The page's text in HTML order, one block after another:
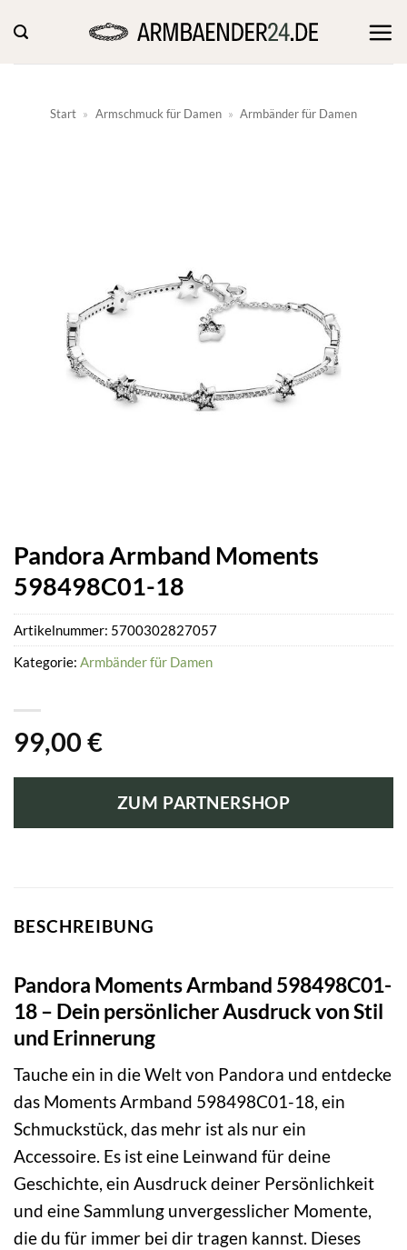
Inhalt
springen
Start » Armschmuck für Damen » Armbänder für Damen
Pandora Armband Moments
598498C01-18
99,00 €
ZUM PARTNERSHOP
Artikelnummer: 5700302827057
Kategorie: Armbänder für Damen
BESCHREIBUNG
Pandora Moments Armband 598498C01-
18 – Dein persönlicher Ausdruck von Stil
und Erinnerung
Tauche ein in die Welt von Pandora und entdecke
das Moments Armband 598498C01-18, ein
Schmuckstück, das mehr ist als nur ein
Accessoire. Es ist eine Leinwand für deine
Geschichte, ein Ausdruck deiner Persönlichkeit
und eine Sammlung unvergesslicher Momente,
die du für immer bei dir tragen kannst. Dieses